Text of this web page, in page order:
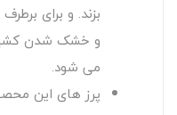
بزند. و برای
و خشک شدن
می شود.